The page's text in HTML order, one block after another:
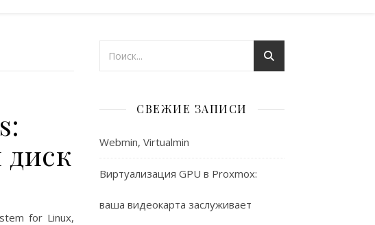
диск
for Linux,
СВЕЖИЕ ЗАПИСИ
Webmin, Virtualmin
Виртуализация GPU в Proxmox:
ваша видеокарта заслуживает